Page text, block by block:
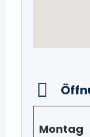
Montag